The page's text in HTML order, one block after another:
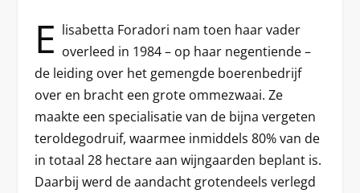
E lisabetta Foradori nam toen haar vader
overleed in 1984 – op haar negentiende –
de leiding over het gemengde boerenbedrijf
over en bracht een grote ommezwaai. Ze
maakte een specialisatie van de bijna vergeten
teroldegodruif, waarmee inmiddels 80% van de
in totaal 28 hectare aan wijngaarden beplant is.
Daarbij werd de aandacht grotendeels verlegd